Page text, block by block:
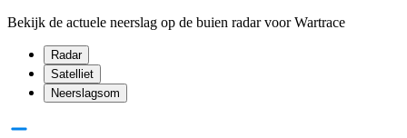
Bekijk de actuele neerslag op de buien radar voor Wartrace
Radar
Satelliet
Neerslagsom